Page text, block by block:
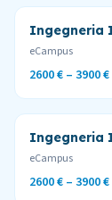
Ingegneria
eCampus
2600 € – 3900 €
Ingegneria
eCampus
2600 € – 3900 €